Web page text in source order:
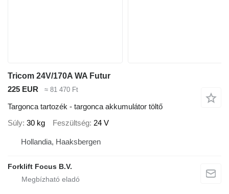
Tricom 24V/170A WA Futur
225 EUR
≈ 81 470 Ft
Targonca tartozék - targonca akkumulátor töltő
Súly 30 kg Feszültség 24 V
Hollandia, Haaksbergen
Forklift Focus B.V.